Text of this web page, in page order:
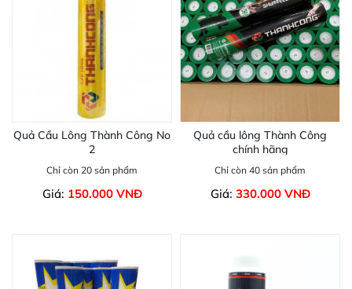
Quả Cầu Lông Thành Công No
2
Chỉ còn 20 sản phẩm
Giá: 150.000 VNĐ
Quả cầu lông Thành Công
chính hãng
Chỉ còn 40 sản phẩm
Giá: 330.000 VNĐ